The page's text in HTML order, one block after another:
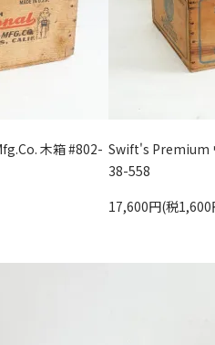
木箱 #802- Swift's Premium
38-558
17,600円(税1,600